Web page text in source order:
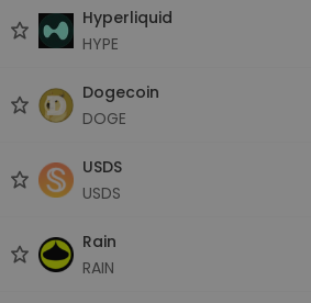
Hyperliquid
HYPE
Dogecoin
DOGE
USDS
USDS
Rain
RAIN